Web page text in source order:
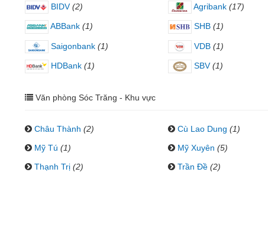
BIDV (2) Agribank (17)
ABBank (1) SHB (1)
Saigonbank (1) VDB (1)
HDBank (1) SBV (1)
Văn phòng Sóc Trăng - Khu vực
Châu Thành (2) Cù Lao Dung (1)
Mỹ Tú (1) Mỹ Xuyên (5)
Thạnh Trị (2) Trần Đề (2)